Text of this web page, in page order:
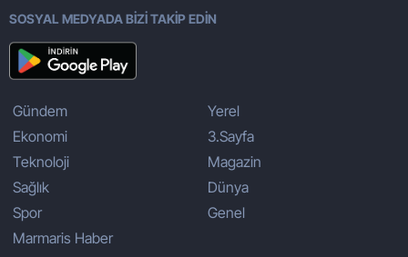
SOSYAL MEDYADA BİZİ TAKİP EDİN
Gündem
Ekonomi
Teknoloji
Sağlık
Spor
Marmaris Haber
Yerel
3.Sayfa
Magazin
Dünya
Genel